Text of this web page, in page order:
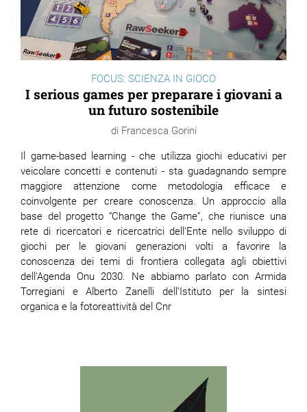
FOCUS: SCIENZA IN GIOCO
I serious games per preparare i giovani a
un futuro sostenibile
Francesca Gorini
Il game-based learning - che utilizza giochi educativi per
veicolare concetti e contenuti - sta guadagnando sempre
maggiore attenzione come metodologia efficace e
coinvolgente per creare conoscenza. Un approccio alla
base del progetto “Change the Game”, che riunisce una
rete di ricercatori e ricercatrici dell’Ente nello sviluppo di
giochi per le giovani generazioni volti a favorire la
conoscenza dei temi di frontiera collegata agli obiettivi
dell'Agenda Onu 2030. Ne abbiamo parlato con Armida
Torregiani e Alberto Zanelli dell’Istituto per la sintesi
organica e la fotoreattività del Cnr